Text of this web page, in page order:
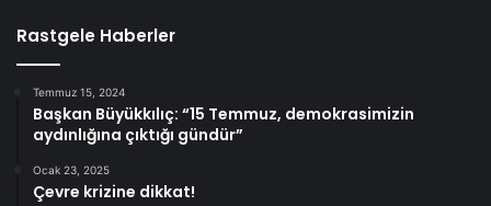
Rastgele Haberler
Temmuz 15, 2024
Başkan Büyükkılıç: “15 Temmuz, demokrasimizin
aydınlığına çıktığı gündür”
Ocak 23, 2025
Çevre krizine dikkat!